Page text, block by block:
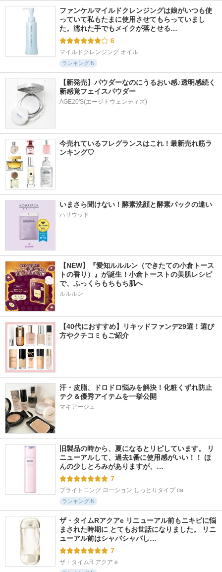
ファンケルマイルドクレンジングは娘がいつも使
っていて私もたまに使用させてもらっていまし
た。濡れた手でもメイクが落とせる…
6
マイルドクレンジング オイル
ランキングIN
【新発売】パウダーなのにうるおい感♪透明感続く
新感覚フェイスパウダー
AGE20'S(エージトウェンティズ)
今売れているフレグランスはこれ！最新売れ筋ラ
ンキング♡
いまさら聞けない！酵素洗顔と酵素パックの違い
ハリウッド
【NEW】『愛知ルルルン（できたての小倉トース
トの香り）』が誕生！小倉トーストの美肌レシピ
で、ふっくらもちもち肌へ
ルルルン
【40代におすすめ】リキッドファンデ29選！選び
方やクチコミもご紹介
汗・皮脂、ドロドロ悩みを解決！化粧くずれ防止
テク＆優秀アイテムを一挙公開
マキアージュ
旧製品の時から、夏になるとリピしています。 リ
ニューアルして、過去1番に使用感がいい！！ ほ
んの少しとろみがありますが、…
7
ブライトニング ローション しっとりタイプ ca
ランキングIN
ザ・タイムRアクアe リニューアル前もニキビに悩
まされた時期に とてもお世話になりました。 リニ
ューアル前はシャバシャバし…
7
ザ・タイムR アクア e